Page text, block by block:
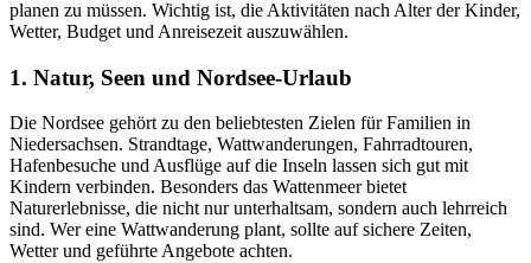
planen zu müssen. Wichtig ist, die Aktivitäten nach Alter der Kinder,
Wetter, Budget und Anreisezeit auszuwählen.
1. Natur, Seen und Nordsee-Urlaub
Die Nordsee gehört zu den beliebtesten Zielen für Familien in
Niedersachsen. Strandtage, Wattwanderungen, Fahrradtouren,
Hafenbesuche und Ausflüge auf die Inseln lassen sich gut mit
Kindern verbinden. Besonders das Wattenmeer bietet
Naturerlebnisse, die nicht nur unterhaltsam, sondern auch lehrreich
sind. Wer eine Wattwanderung plant, sollte auf sichere Zeiten,
Wetter und geführte Angebote achten.